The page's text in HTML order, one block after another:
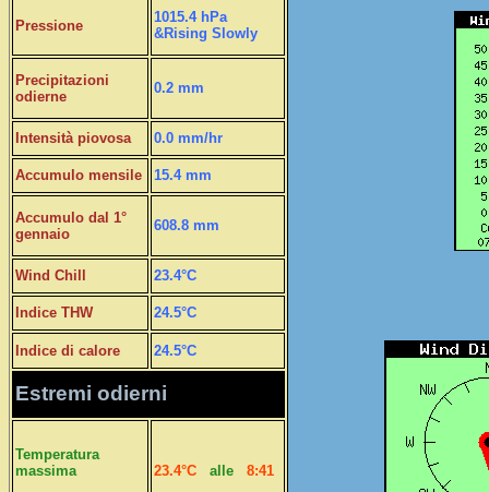
Pressione
1015.4 hPa
&Rising Slowly
Precipitazioni
odierne
0.2 mm
Intensità piovosa 0.0 mm/hr
Accumulo mensile 15.4 mm
Accumulo dal 1°
gennaio
608.8 mm
Wind Chill 23.4°C
Indice THW 24.5°C
Indice di calore 24.5°C
Estremi odierni
Temperatura
massima
23.4°C alle
8:41